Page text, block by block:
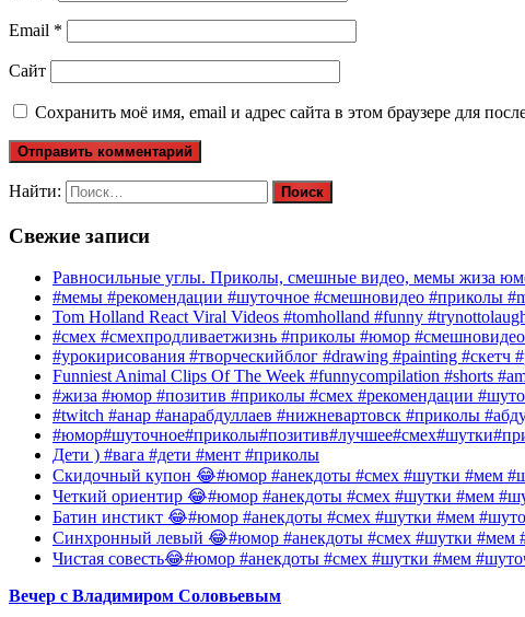
Email *
Сайт
Сохранить моё имя, email и адрес сайта в этом браузере для
Найти:
Свежие записи
Равносильные углы. Приколы, смешные видео, мемы жиза
#мемы #рекомендации #шуточное #смешновидео #приколы
Tom Holland React Viral Videos #tomholland #funny
#смех #смехпродливаетжизнь #приколы #юмор #смешновидео
#урокирисования #творческийблог #drawing #painting
Funniest Animal Clips Of The Week #funnycompilation #shorts
#жиза #юмор #позитив #приколы #смех #рекомендации
#twitch #анар #анарабдуллаев #нижневартовск #приколы
Дети ) #вага #дети #мент #приколы
Скидочный купон 😂#юмор #анекдоты #смех #шутки #мем
Четкий ориентир 😂#юмор #анекдоты #смех #шутки #мем
Батин инстикт 😂#юмор #анекдоты #смех #шутки #мем
Синхронный левый 😂#юмор #анекдоты #смех #шутки #мем
Чистая совесть😂#юмор #анекдоты #смех #шутки #мем
Вечер с Владимиром Соловьевым